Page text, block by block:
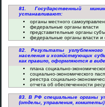
81. Государственный
устанавливают:
органы местного
федеральные органы власти
представительные органы
федеральные органы власти и
82. Результаты углубленного
населения и хозяйствующих
как правило, оформляются в виде
плана социально-
социально-экономического
реестра социально-
отчета об обеспеченности
83. В РФ специальные органы
(отделы, управления,